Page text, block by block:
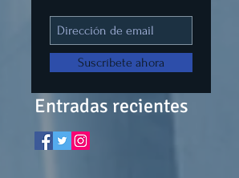
Suscríbete ahora
Entradas recientes